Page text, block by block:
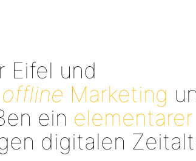
Eifel und
offline Marketing
ein elementarer
digitalen